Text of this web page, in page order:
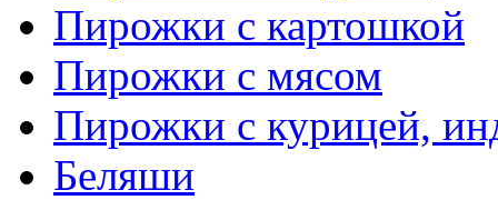
Пирожки с картошкой
Пирожки с мясом
Пирожки с курицей,
Беляши